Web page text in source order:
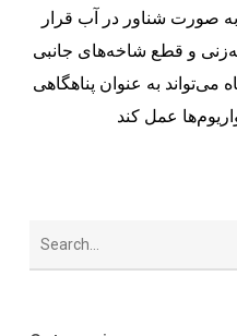
صورت شناور در آب قرار
و قطع شاخه‌های جانبی
می‌تواند به عنوان پناهگاهی